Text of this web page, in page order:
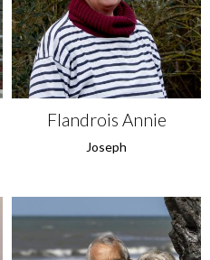
Flandrois Annie
Joseph